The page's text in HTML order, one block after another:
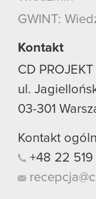
GWINT:
Kontakt
CD PROJEKT
ul.
03-301
Kontakt
+48 22 519